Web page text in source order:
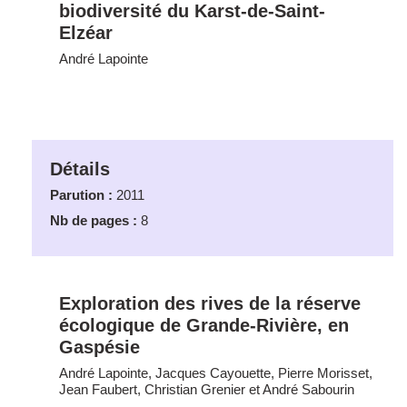
biodiversité du Karst-de-Saint-
Elzéar
André Lapointe
Détails
Parution : 2011
Nb de pages : 8
Exploration des rives de la réserve
écologique de Grande-Rivière, en
Gaspésie
André Lapointe, Jacques Cayouette, Pierre Morisset,
Jean Faubert, Christian Grenier et André Sabourin